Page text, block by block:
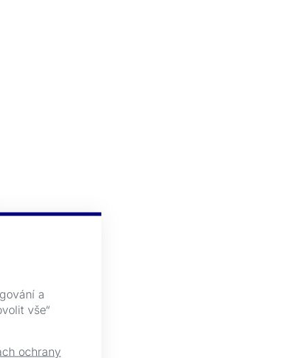
a
vše“
ochrany